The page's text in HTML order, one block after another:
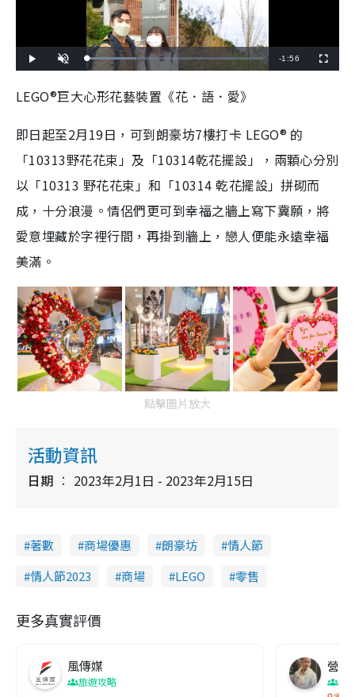
l
n
t
e
L
o
e
d
.
9
%
R
a
i
i
m
e
-1:56
u
LEGO®巨大心形花藝裝置《花．語．愛》
即日起至2月19日，可到朗豪坊7樓打卡 LEGO® 的
「10313野花花束」及「10314乾花擺設」，兩顆心分別
以「10313 野花花束」和「10314 乾花擺設」拼砌而
成，十分浪漫。情侶們更可到幸福之牆上寫下冀願，將
愛意埋藏於字裡行間，再掛到牆上，戀人便能永遠幸福
美滿。
點擊圖片放大
活動資訊
日期 2023年2月1日 - 2023年2月15日
著數 商場優惠 朗豪坊
情人節
情人節2023
商場 LEGO 零售
更多真實評價
風傳媒
旅遊攻略
營養